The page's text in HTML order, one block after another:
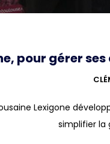
pour gérer
Lexigone
simplifier la